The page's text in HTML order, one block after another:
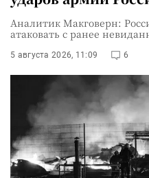
Аналитик Макговерн:
атаковать с ранее
5 августа 2026, 11:09 6